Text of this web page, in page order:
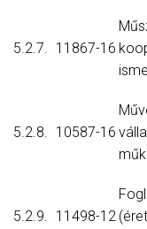
5.2.7. 11867-16
5.2.8. 10587-16
5.2.9. 11498-12